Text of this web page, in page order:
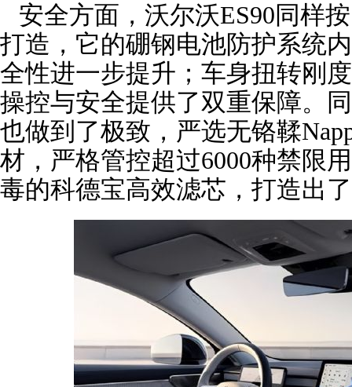
安全方面，沃尔沃ES90同样
打造，它的硼钢电池防护系统
全性进一步提升；车身扭转刚
操控与安全提供了双重保障。
也做到了极致，严选无铬鞣
材，严格管控超过6000种禁限
毒的科德宝高效滤芯，打造出